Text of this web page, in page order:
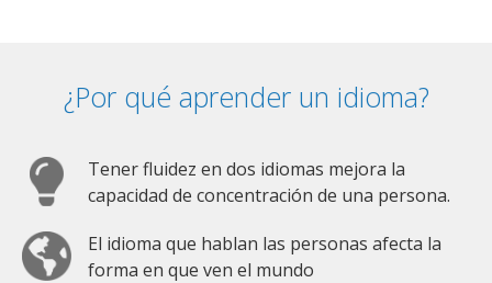
¿Por qué aprender un idioma?
Tener fluidez en dos idiomas mejora la
capacidad de concentración de una persona.
El idioma que hablan las personas afecta la
forma en que ven el mundo